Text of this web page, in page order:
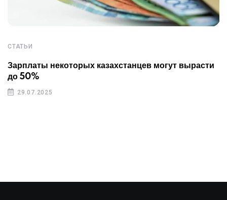
СТАТЬИ
Зарплаты некоторых казахстанцев могут вырасти
до 50%
29.07.2025